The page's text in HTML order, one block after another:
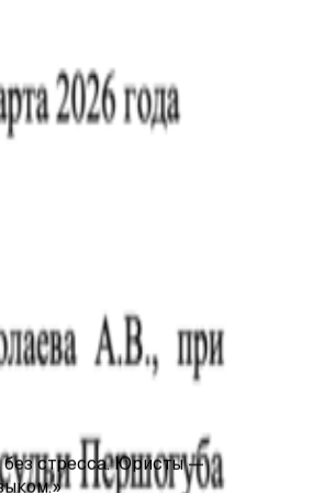
стресса. Юристы —